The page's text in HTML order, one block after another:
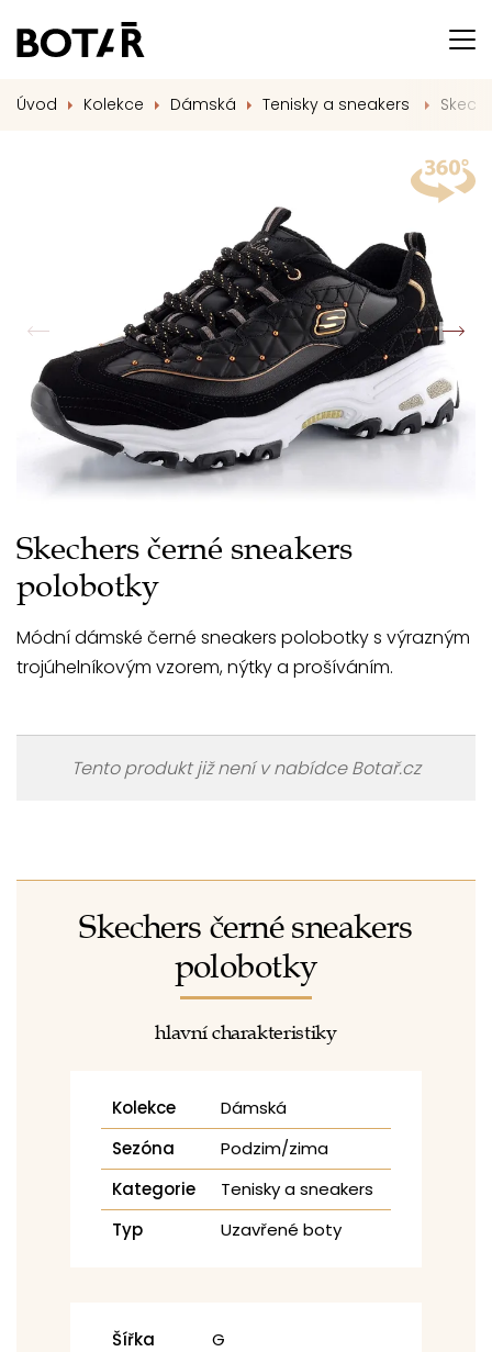
Úvod Kolekce Dámská Tenisky a sneakers
Skechers černé sneakers
polobotky
Módní dámské černé sneakers polobotky s výrazným
trojúhelníkovým vzorem, nýtky a prošíváním.
Tento produkt již není v nabídce Botař.cz
Skechers černé sneakers
polobotky
hlavní charakteristiky
Kolekce
Dámská
Sezóna
Podzim/zima
Kategorie
Tenisky a sneakers
Typ
Uzavřené boty
Šířka
G